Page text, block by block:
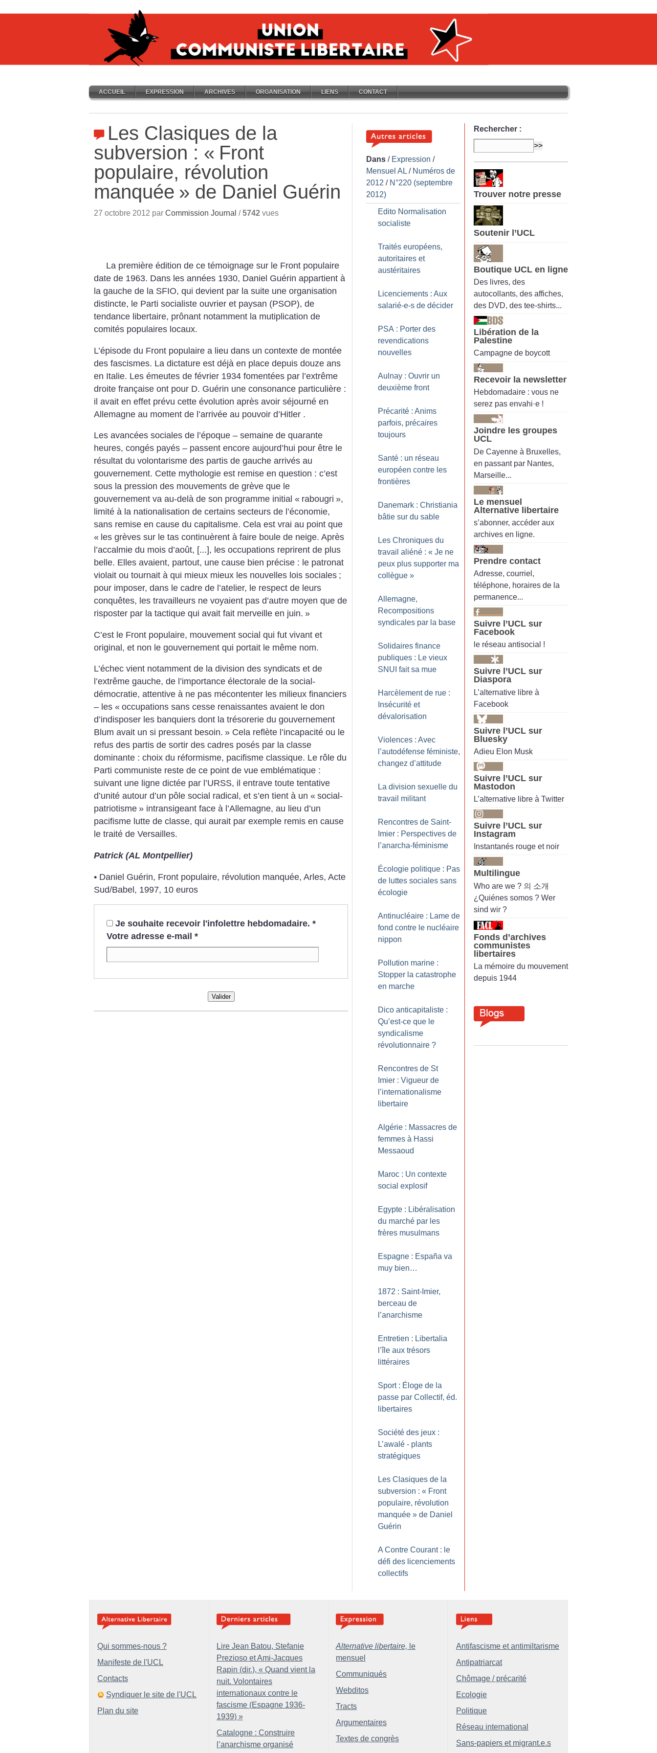
ACCUEIL EXPRESSION ARCHIVES ORGANISATION LIENS CONTACT
Les Clasiques de la
subversion : « Front
populaire, révolution
manquée » de Daniel Guérin
27 octobre 2012 par Commission Journal /5742 vues
La première édition de ce témoignage sur le Front populaire
date de 1963. Dans les années 1930, Daniel Guérin appartient à
la gauche de la SFIO, qui devient par la suite une organisation
distincte, le Parti socialiste ouvrier et paysan (PSOP), de
tendance libertaire, prônant notamment la mutiplication de
comités populaires locaux.
L’épisode du Front populaire a lieu dans un contexte de montée
des fascismes. La dictature est déjà en place depuis douze ans
en Italie. Les émeutes de février 1934 fomentées par l’extrême
droite française ont pour D. Guérin une consonance particulière :
il avait en effet prévu cette évolution après avoir séjourné en
Allemagne au moment de l’arrivée au pouvoir d’Hitler .
Les avancées sociales de l’époque – semaine de quarante
heures, congés payés – passent encore aujourd’hui pour être le
résultat du volontarisme des partis de gauche arrivés au
gouvernement. Cette mythologie est remise en question : c’est
sous la pression des mouvements de grève que le
gouvernement va au-delà de son programme initial « rabougri »,
limité à la nationalisation de certains secteurs de l’économie,
sans remise en cause du capitalisme. Cela est vrai au point que
« les grèves sur le tas continuèrent à faire boule de neige. Après
l’accalmie du mois d’août, [...], les occupations reprirent de plus
belle. Elles avaient, partout, une cause bien précise : le patronat
violait ou tournait à qui mieux mieux les nouvelles lois sociales ;
pour imposer, dans le cadre de l’atelier, le respect de leurs
conquêtes, les travailleurs ne voyaient pas d’autre moyen que de
risposter par la tactique qui avait fait merveille en juin. »
C’est le Front populaire, mouvement social qui fut vivant et
original, et non le gouvernement qui portait le même nom.
L’échec vient notamment de la division des syndicats et de
l’extrême gauche, de l’importance électorale de la social-
démocratie, attentive à ne pas mécontenter les milieux financiers
– les « occupations sans cesse renaissantes avaient le don
d’indisposer les banquiers dont la trésorerie du gouvernement
Blum avait un si pressant besoin. » Cela reflète l’incapacité ou le
refus des partis de sortir des cadres posés par la classe
dominante : choix du réformisme, pacifisme classique. Le rôle du
Parti communiste reste de ce point de vue emblématique :
suivant une ligne dictée par l’URSS, il entrave toute tentative
d’unité autour d’un pôle social radical, et s’en tient à un « social-
patriotisme » intransigeant face à l’Allemagne, au lieu d’un
pacifisme lutte de classe, qui aurait par exemple remis en cause
le traité de Versailles.
Patrick (AL Montpellier)
• Daniel Guérin, Front populaire, révolution manquée, Arles, Acte
Sud/Babel, 1997, 10 euros
Je souhaite recevoir l'infolettre hebdomadaire. *
Votre adresse e-mail *
Valider
Dans / Expression /
Mensuel AL / Numéros de
2012 / N°220 (septembre
2012)
Edito Normalisation
socialiste
Traités européens,
autoritaires et
austéritaires
Licenciements : Aux
salarié-e-s de décider
PSA : Porter des
revendications
nouvelles
Aulnay : Ouvrir un
deuxième front
Précarité : Anims
parfois, précaires
toujours
Santé : un réseau
européen contre les
frontières
Danemark : Christiania
bâtie sur du sable
Les Chroniques du
travail aliéné : « Je ne
peux plus supporter ma
collègue »
Allemagne,
Recompositions
syndicales par la base
Solidaires finance
publiques : Le vieux
SNUI fait sa mue
Harcèlement de rue :
Insécurité et
dévalorisation
Violences : Avec
l’autodéfense féministe,
changez d’attitude
La division sexuelle du
travail militant
Rencontres de Saint-
Imier : Perspectives de
l’anarcha-féminisme
Écologie politique : Pas
de luttes sociales sans
écologie
Antinucléaire : Lame de
fond contre le nucléaire
nippon
Pollution marine :
Stopper la catastrophe
en marche
Dico anticapitaliste :
Qu’est-ce que le
syndicalisme
révolutionnaire ?
Rencontres de St
Imier : Vigueur de
l’internationalisme
libertaire
Algérie : Massacres de
femmes à Hassi
Messaoud
Maroc : Un contexte
social explosif
Egypte : Libéralisation
du marché par les
frères musulmans
Espagne : España va
muy bien…
1872 : Saint-Imier,
berceau de
l’anarchisme
Entretien : Libertalia
l’île aux trésors
littéraires
Sport : Éloge de la
passe par Collectif, éd.
libertaires
Société des jeux :
L’awalé - plants
stratégiques
Les Clasiques de la
subversion : « Front
populaire, révolution
manquée » de Daniel
Guérin
A Contre Courant : le
défi des licenciements
collectifs
Rechercher :
Trouver notre presse
Soutenir l’UCL
Boutique UCL en ligne
Des livres, des
autocollants, des affiches,
des DVD, des tee-shirts...
Libération de la
Palestine
Campagne de boycott
Recevoir la newsletter
Hebdomadaire : vous ne
serez pas envahi·e !
Joindre les groupes
UCL
De Cayenne à Bruxelles,
en passant par Nantes,
Marseille...
Le mensuel
Alternative libertaire
s’abonner, accéder aux
archives en ligne.
Prendre contact
Adresse, courriel,
téléphone, horaires de la
permanence...
Suivre l’UCL sur
Facebook
le réseau antisocial !
Suivre l’UCL sur
Diaspora
L’alternative libre à
Facebook
Suivre l’UCL sur
Bluesky
Adieu Elon Musk
Suivre l’UCL sur
Mastodon
L’alternative libre à Twitter
Suivre l’UCL sur
Instagram
Instantanés rouge et noir
Multilingue
Who are we ? 의 소개
¿Quiénes somos ? Wer
sind wir ?
Fonds d’archives
communistes
libertaires
La mémoire du mouvement
depuis 1944
Qui sommes-nous ?
Manifeste de l'UCL
Contacts
Syndiquer le site de l'UCL
Plan du site
Lire Jean Batou, Stefanie
Prezioso et Ami-Jacques
Rapin (dir.), « Quand vient la
nuit. Volontaires
internationaux contre le
fascisme (Espagne 1936-
1939) »
Catalogne : Construire
l’anarchisme organisé
Alternative libertaire, le
mensuel
Communiqués
Webditos
Tracts
Argumentaires
Textes de congrès
Antifascisme et antimiltarisme
Antipatriarcat
Chômage / précarité
Ecologie
Politique
Réseau international
Sans-papiers et migrant.e.s